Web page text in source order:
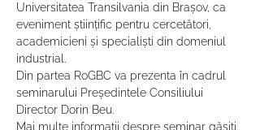
Universitatea Transilvania din Brașov, ca
eveniment științific pentru cercetători,
academicieni și specialiști din domeniul
industrial.
Din partea RoGBC va prezenta în cadrul
seminarului Președintele Consiliului
Director Dorin Beu.
Mai multe informații despre seminar găsiți